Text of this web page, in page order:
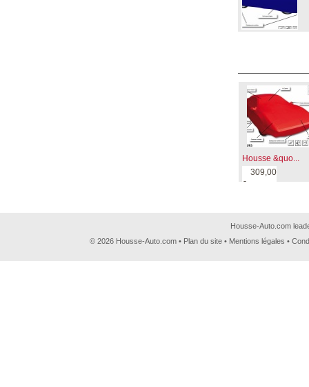
Housse &quo...
309,00
€
Housse-Auto.com
© 2026 Housse-Auto.com • Plan du site • Mentions légales •